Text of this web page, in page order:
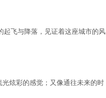
起飞与降落，见证着这座城市的风
炫彩的感觉；又像通往未来的时